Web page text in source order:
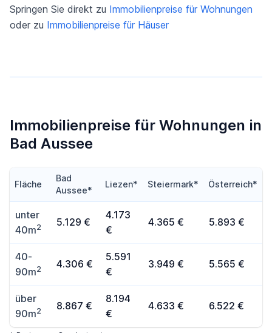
Springen Sie direkt zu Immobilienpreise für Wohnungen
oder zu Immobilienpreise für Häuser
Immobilienpreise für Wohnungen in
Bad Aussee
Fläche
Bad
Aussee*
Liezen* Steiermark* Österreich*
unter
40m2 5.129 €
4.173
€
4.365 € 5.893 €
40-
90m2 4.306 €
5.591
€
3.949 € 5.565 €
über
90m2 8.867 €
8.194
€
4.633 € 6.522 €